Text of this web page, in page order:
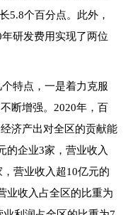
5.8个百分点。此外，
研发费用实现了两位
特点，一是着力克服
断增强。2020年，百
济产出对全区的贡献能
的企业3家，营业收入
营业收入超10亿元的
业收入占全区的比重为